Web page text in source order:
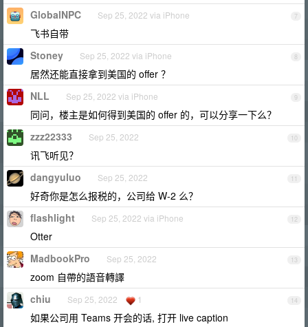
7
GlobalNPC Sep 25, 2022 via iPhone
飞书自带
8
Stoney Sep 25, 2022 via iPhone
居然还能直接拿到美国的 offer ？
9
NLL Sep 25, 2022 via iPhone
同问，楼主是如何得到美国的 offer 的，可以分享一下么？
10
zzz22333 Sep 25, 2022
讯飞听见？
11
dangyuluo Sep 25, 2022
好奇你是怎么报税的，公司给 W-2 么？
12
flashlight Sep 25, 2022 via iPhone
Otter
13
MadbookPro Sep 25, 2022
zoom 自帶的語音轉譯
14
chiu Sep 25, 2022 1
如果公司用 Teams 开会的话, 打开 live caption